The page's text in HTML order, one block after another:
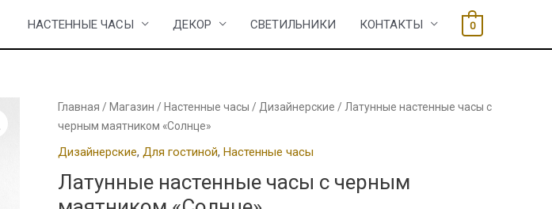
НАСТЕННЫЕ ЧАСЫ ДЕКОР СВЕТИЛЬНИКИ КОНТАКТЫ 0
Главная / Магазин / Настенные часы / Дизайнерские / Латунные настенные часы с
черным маятником «Солнце»
Дизайнерские, Для гостиной, Настенные часы
Латунные настенные часы с черным